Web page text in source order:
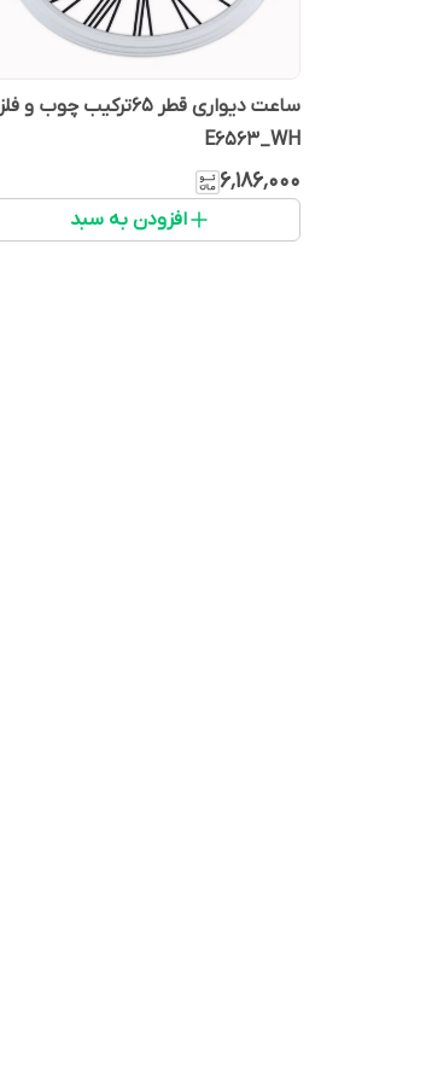
ساعت دیواری قطر 65ترکیب چوب و فلز
E6563_WH
۶٬۱۸۶٬۰۰۰
افزودن به سبد